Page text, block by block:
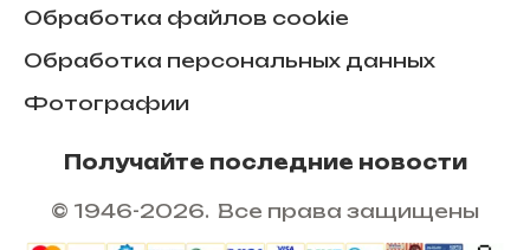
Обработка файлов cookie
Обработка персональных данных
Фотографии
Получайте последние новости
© 1946-2026. Все права защищены